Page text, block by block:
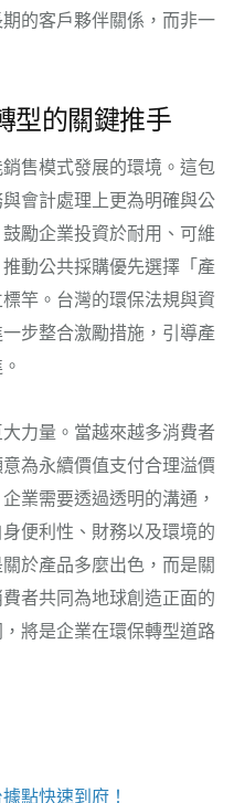
的客戶夥伴關係，而非一
型的關鍵推手
售模式發展的環境。這包
會計處理上更為明確與公
勵企業投資於耐用、可維
動公共採購優先選擇「產
竿。台灣的環保法規與資
步整合激勵措施，引導產
力量。當越來越多消費者
為永續價值支付合理溢價
業需要透過透明的溝通，
便利性、財務以及環境的
於產品多麼出色，而是關
者共同為地球創造正面的
將是企業在環保轉型道路
點快速到府！